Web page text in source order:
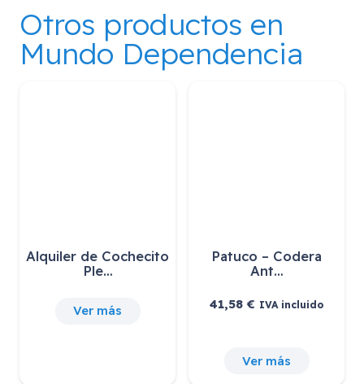
Otros productos en
Mundo Dependencia
Alquiler de Cochecito
Ple…
Ver más
Patuco – Codera
Ant…
41,58€ IVA incluido
Ver más